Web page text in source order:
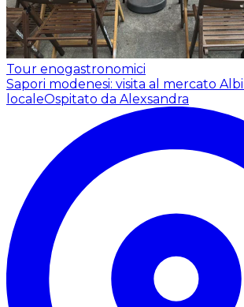
Tour enogastronomici
Sapori modenesi: visita al mercato
localeOspitato da Alexsandra